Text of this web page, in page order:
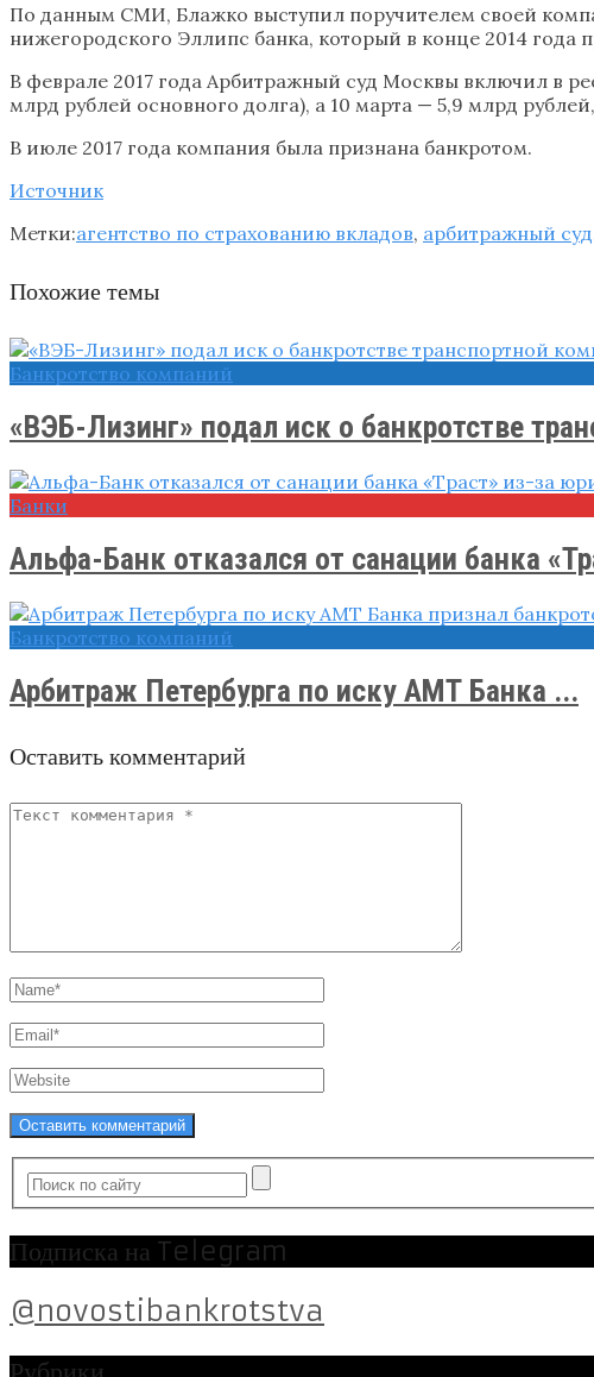
По данным СМИ, Блажко выступил поручителем своей
нижегородского Эллипс банка, который в конце 2014
В феврале 2017 года Арбитражный суд Москвы включил в
млрд рублей основного долга), а 10 марта — 5,9 млрд
В июле 2017 года компания была признана банкротом.
Источник
Метки:агентство по страхованию вкладов, арбитражный суд
Похожие темы
Банкротство компаний
«ВЭБ-Лизинг» подал иск о банкротстве
Банки
​Альфа-Банк отказался от санации банка
Банкротство компаний
Арбитраж Петербурга по иску АМТ Банка ...
Оставить комментарий
Подписка на Telegram
@novostibankrotstva